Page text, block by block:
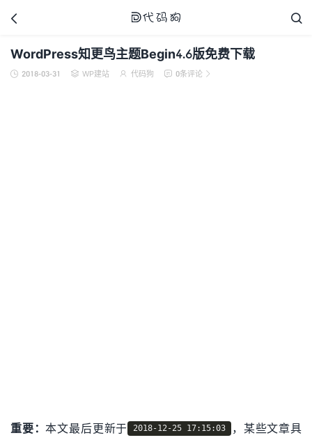

 
WordPress知更鸟主题Begin4.6版免费下载
 2018-03-31  WP建站  代码狗  0条评论 
重要：本文最后更新于 2018-12-25 17:15:03
，某些文章具